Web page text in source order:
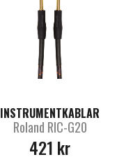
INSTRUMENTKABLAR
Roland RIC-G20
421 kr